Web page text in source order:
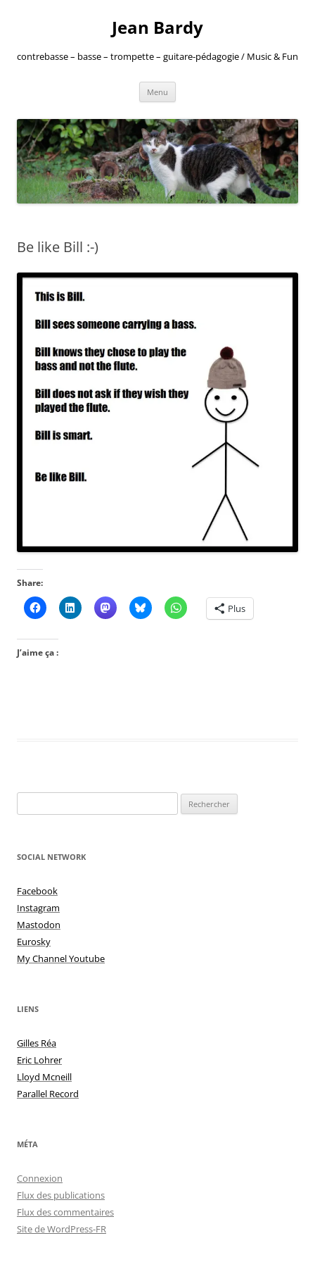
Jean Bardy
contrebasse – basse – trompette – guitare-pédagogie / Music & Fun
Menu
Be like Bill :-)
Share:
Plus
J’aime ça :
SOCIAL NETWORK
Facebook
Instagram
Mastodon
Eurosky
My Channel Youtube
LIENS
Gilles Réa
Eric Lohrer
Lloyd Mcneill
Parallel Record
MÉTA
Connexion
Flux des publications
Flux des commentaires
Site de WordPress-FR